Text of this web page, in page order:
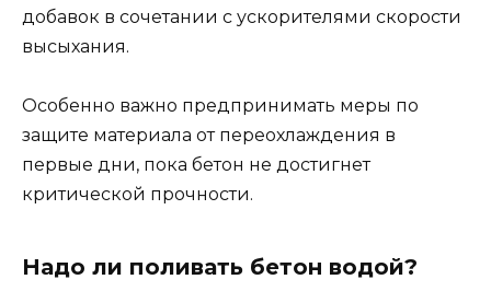
добавок в сочетании с ускорителями скорости
высыхания.
Особенно важно предпринимать меры по
защите материала от переохлаждения в
первые дни, пока бетон не достигнет
критической прочности.
Надо ли поливать бетон водой?